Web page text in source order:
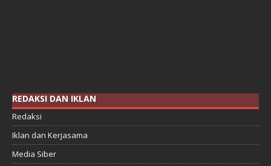
REDAKSI DAN IKLAN
Redaksi
Iklan dan Kerjasama
Media Siber